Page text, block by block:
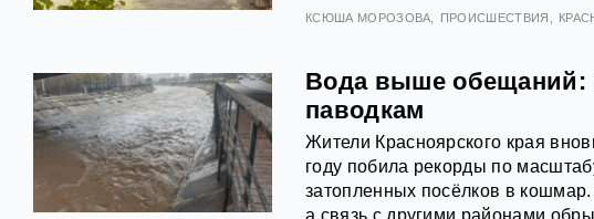
КСЮША МОРОЗОВА ПРОИСШЕСТВИЯ
Вода выше обещаний:
паводкам
Жители Красноярского края
году побила рекорды по
затопленных посёлков в